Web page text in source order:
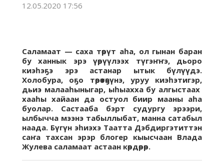
12.05.2020 17:56
Саламаат — саха төрүт аһа, ол гынан баран
бу ханнык эрэ үөрүүлээх түгэҥҥэ, дьоро
киэһэҕэ эрэ астанар ытык бүлүүдэ.
Холобура, оҕо төрөөтөҕүнэ, уруу киэһэтигэр,
дьиэ малааһыныгар, ыһыахха бу алгыстаах
хааһы хайаан да остуол биир мааны аһа
буолар. Састааба бэрт судургу эрээри,
ылбычча мээнэ табыллыбат, манна сатабыл
наада. Бүгүн эһиэхэ Таатта Дэбдиргэтиттэн
саҥа тахсан эрэр блогер кыысчаан Влада
Жулева саламаат астаан көрдөрөр.